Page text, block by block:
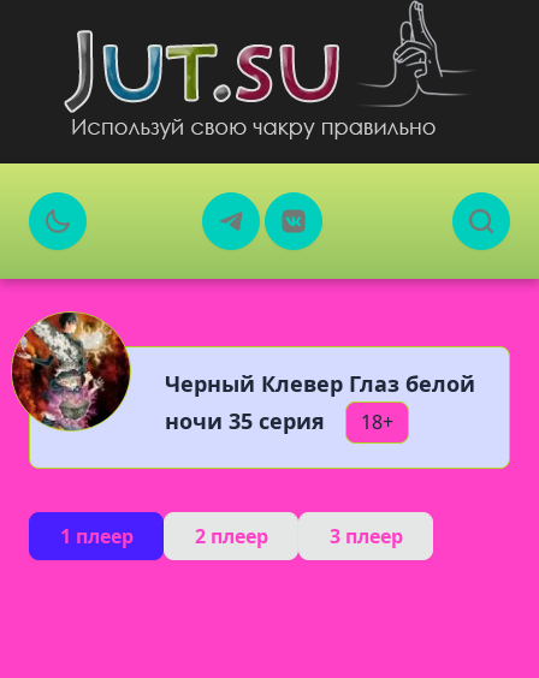
Черный Клевер Глаз белой
ночи 35 серия
18+
1 плеер 2 плеер 3 плеер